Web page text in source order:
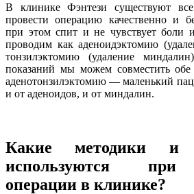
В клинике Фэнтези существуют
провести операцию качественно и
при этом спит и не чувствует боли
проводим как аденоидэктомию
тонзилэктомию (удаление
показаний мы можем совместить
аденотонзилэктомию — маленький
и от аденоидов, и от миндалин.
Какие методики и
используются при
операции в клинике?